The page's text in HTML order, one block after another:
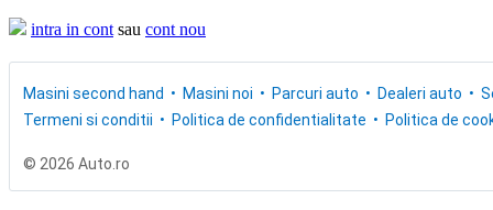
intra in cont sau cont nou
Masini second hand Masini noi Parcuri auto Dealeri auto
Termeni si conditii
Politica de confidentialitate Politica de
© 2026 Auto.ro